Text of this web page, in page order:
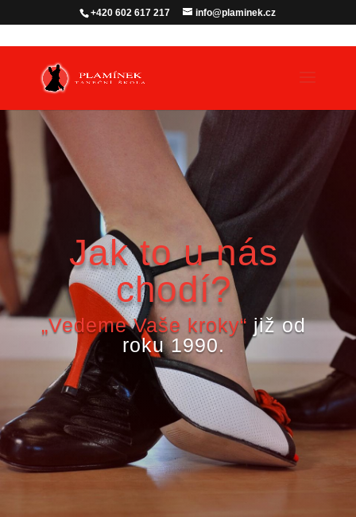
+420 602 617 217 info@plaminek.cz
Jak to u nás
chodí?
„Vedeme Vaše kroky“ již od
roku 1990.